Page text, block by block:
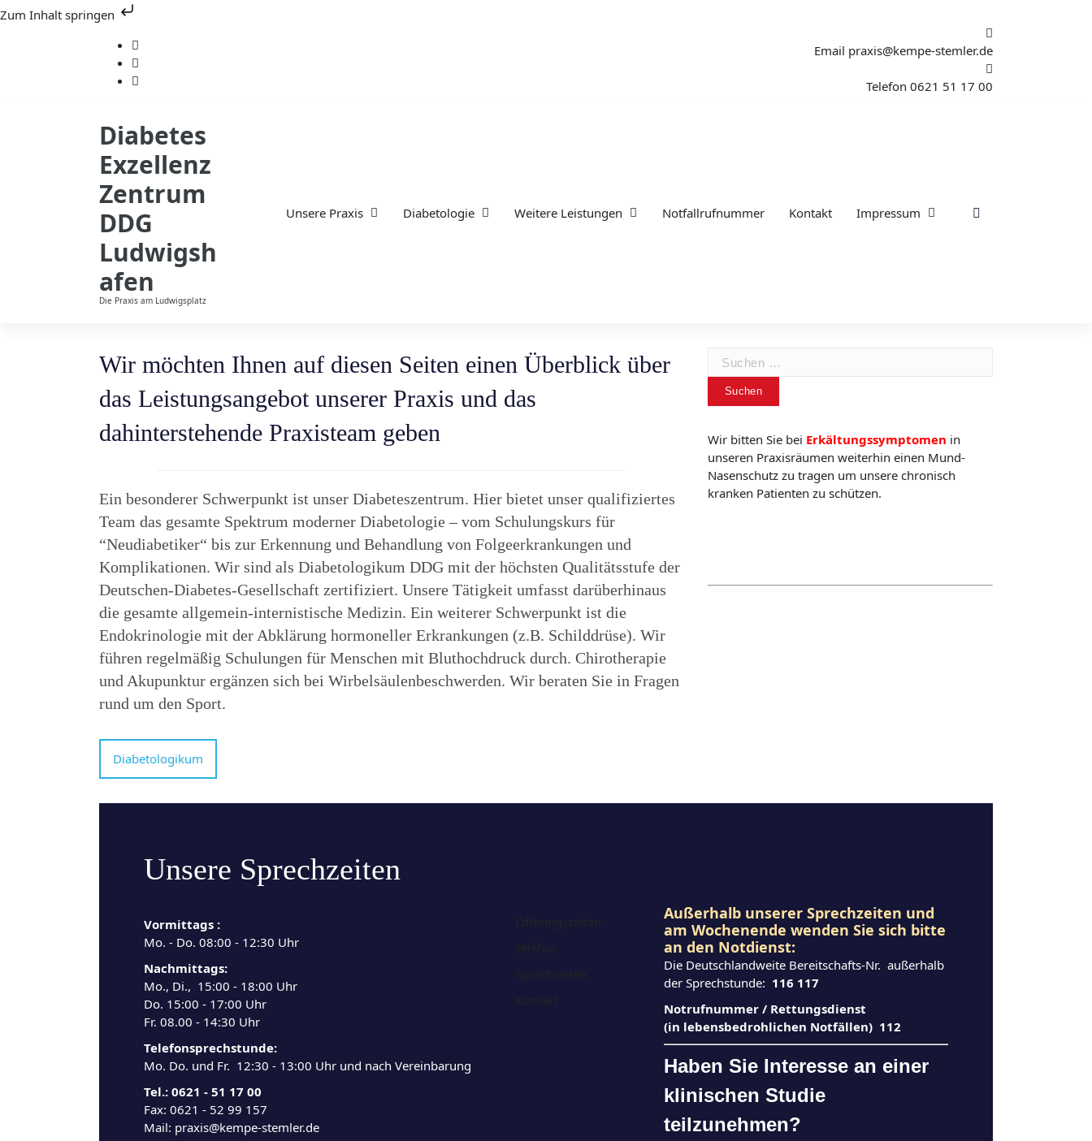
Zum Inhalt springen
Email praxis@kempe-stemler.de
Telefon 0621 51 17 00
Diabetes
Exzellenz
Zentrum
DDG
Ludwigsh
afen
Die Praxis am Ludwigsplatz
Unsere Praxis Diabetologie Weitere Leistungen Notfallrufnummer Kontakt Impressum
Wir möchten Ihnen auf diesen Seiten einen Überblick über
das Leistungsangebot unserer Praxis und das
dahinterstehende Praxisteam geben
Ein besonderer Schwerpunkt ist unser Diabeteszentrum. Hier bietet unser qualifiziertes
Team das gesamte Spektrum moderner Diabetologie – vom Schulungskurs für
“Neudiabetiker“ bis zur Erkennung und Behandlung von Folgeerkrankungen und
Komplikationen. Wir sind als Diabetologikum DDG mit der höchsten Qualitätsstufe der
Deutschen-Diabetes-Gesellschaft zertifiziert. Unsere Tätigkeit umfasst darüberhinaus
die gesamte allgemein-internistische Medizin. Ein weiterer Schwerpunkt ist die
Endokrinologie mit der Abklärung hormoneller Erkrankungen (z.B. Schilddrüse). Wir
führen regelmäßig Schulungen für Menschen mit Bluthochdruck durch. Chirotherapie
und Akupunktur ergänzen sich bei Wirbelsäulenbeschwerden. Wir beraten Sie in Fragen
rund um den Sport.
Diabetologikum
Suchen
nach:
Wir bitten Sie bei Erkältungssymptomen in
unseren Praxisräumen weiterhin einen Mund-
Nasenschutz zu tragen um unsere chronisch
kranken Patienten zu schützen.
Unsere Sprechzeiten
Vormittags :
Mo. - Do. 08:00 - 12:30 Uhr
Nachmittags:
Mo., Di., 15:00 - 18:00 Uhr
Do. 15:00 - 17:00 Uhr
Fr. 08.00 - 14:30 Uhr
Telefonsprechstunde:
Mo. Do. und Fr. 12:30 - 13:00 Uhr und nach Vereinbarung
Tel.: 0621 - 51 17 00
Fax: 0621 - 52 99 157
Mail: praxis@kempe-stemler.de
Außerhalb unserer Sprechzeiten und
am Wochenendewenden Sie sich bitte
an den Notdienst:
Die Deutschlandweite Bereitschafts-Nr. außerhalb
der Sprechstunde: 116 117
Notrufnummer / Rettungsdienst
(in lebensbedrohlichen Notfällen) 112
Haben Sie Interesse an einer
klinischen Studie
teilzunehmen?